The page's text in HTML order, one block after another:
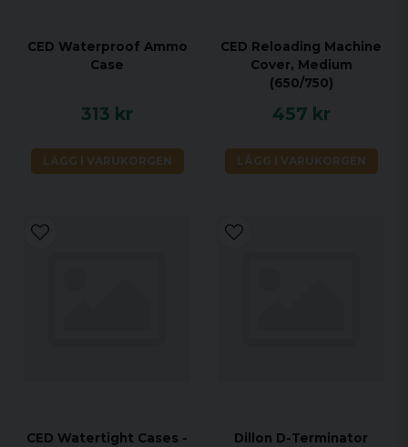
CED Waterproof Ammo
Case
313 kr
LÄGG I VARUKORGEN
CED Reloading Machine
Cover, Medium
(650/750)
457 kr
LÄGG I VARUKORGEN
CED Watertight Cases -
Dillon D-Terminator